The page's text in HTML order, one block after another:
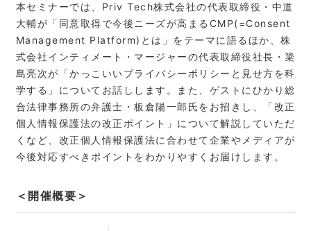
本セミナーでは、Priv Tech株式会社の代表取締役・中道
大輔が「同意取得で今後ニーズが高まるCMP(=Consent
Management Platform)とは」をテーマに語るほか、株
式会社インティメート・マージャーの代表取締役社長・簗
島亮次が「かっこいいプライバシーポリシーと見せ方を科
学する」についてお話しします。また、ゲストにひかり総
合法律事務所の弁護士・板倉陽一郎氏をお招きし、「改正
個人情報保護法の改正ポイント」について解説していただ
くなど、改正個人情報保護法に合わせて企業やメディアが
今後対応すべきポイントをわかりやすくお届けします。
＜開催概要＞